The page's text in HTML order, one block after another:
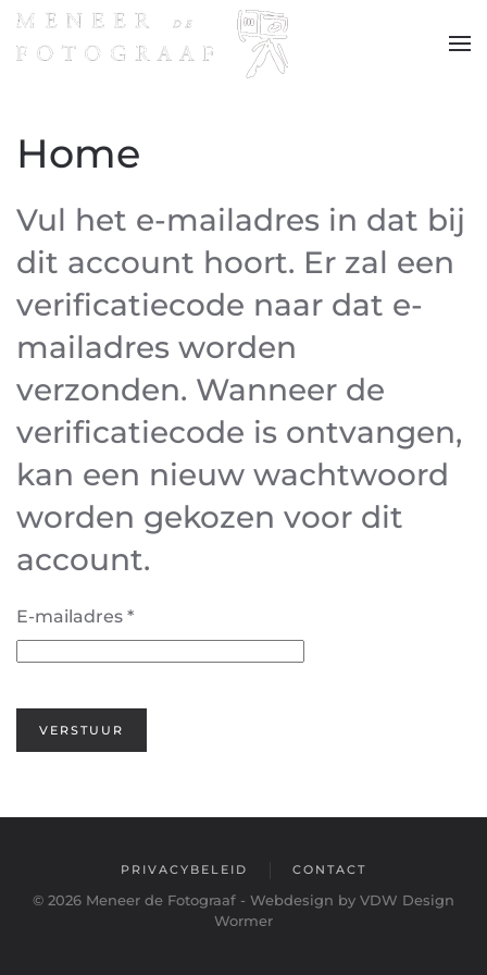
Terug naar hoofdinhoud
Home
Vul het e-mailadres in dat bij
dit account hoort. Er zal een
verificatiecode naar dat e-
mailadres worden
verzonden. Wanneer de
verificatiecode is ontvangen,
kan een nieuw wachtwoord
worden gekozen voor dit
account.
E-mailadres *
VERSTUUR
PRIVACYBELEID CONTACT
© 2026 Meneer de Fotograaf - Webdesign by VDW Design
Wormer